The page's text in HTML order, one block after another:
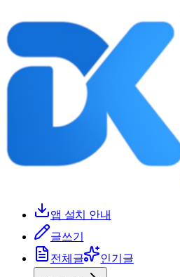
앱 설치 안내
글쓰기
전체글
인기글